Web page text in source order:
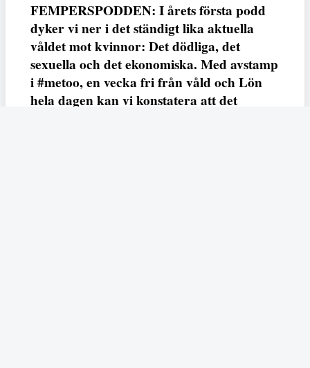
FEMPERSPODDEN: I årets första podd
dyker vi ner i det ständigt lika aktuella
våldet mot kvinnor: Det dödliga, det
sexuella och det ekonomiska. Med avstamp
i #metoo, en vecka fri från våld och Lön
hela dagen kan vi konstatera att det